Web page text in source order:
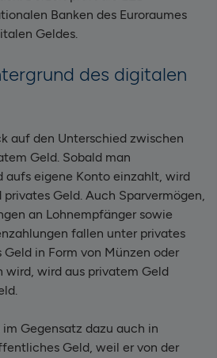
Banken des Euroraumes
Geldes.
des digitalen
auf den Unterschied zwischen
Geld. Sobald man
aufs eigene Konto einzahlt, wird
Geld. Auch Sparvermögen,
an Lohnempfänger sowie
fallen unter privates
Geld in Form von Münzen oder
wird, wird aus privatem Geld
Gegensatz dazu auch in
Geld, weil er von der